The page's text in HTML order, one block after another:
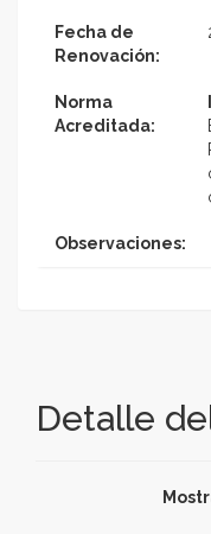
Fecha de
Renovación:
Norma
Acreditada:
Observaciones:
Detalle